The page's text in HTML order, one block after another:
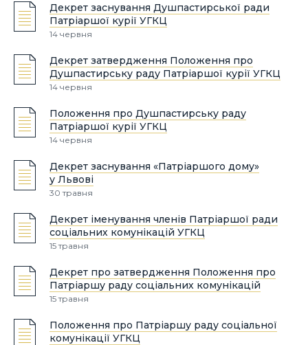
Декрет заснування Душпастирської ради
Патріаршої курії УГКЦ
14 червня
Декрет затвердження Положення про
Душпастирську раду Патріаршої курії УГКЦ
14 червня
Положення про Душпастирську раду
Патріаршої курії УГКЦ
14 червня
Декрет заснування «Патріаршого дому»
у Львові
30 травня
Декрет іменування членів Патріаршої ради
соціальних комунікацій УГКЦ
15 травня
Декрет про затвердження Положення про
Патріаршу раду соціальних комунікацій
15 травня
Положення про Патріаршу раду соціальної
комунікації УГКЦ